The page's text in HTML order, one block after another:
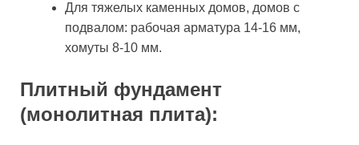
Для тяжелых каменных домов, домов с
подвалом: рабочая арматура 14-16 мм,
хомуты 8-10 мм.
Плитный фундамент
(монолитная плита):